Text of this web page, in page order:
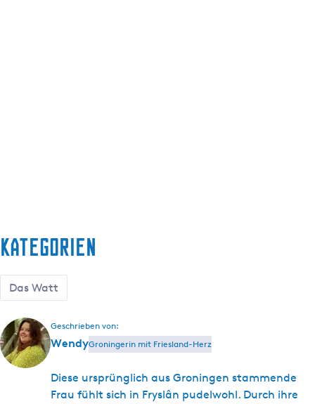
Kategorien
Das Watt
Geschrieben von:
WendyGroningerin mit Friesland-Herz
Diese ursprünglich aus Groningen stammende
Frau fühlt sich in Fryslân pudelwohl. Durch ihre